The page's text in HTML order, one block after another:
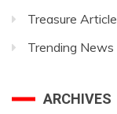
Treasure Article
Trending News
ARCHIVES